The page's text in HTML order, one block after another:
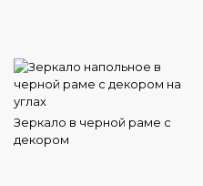
Зеркало в черной раме с
декором